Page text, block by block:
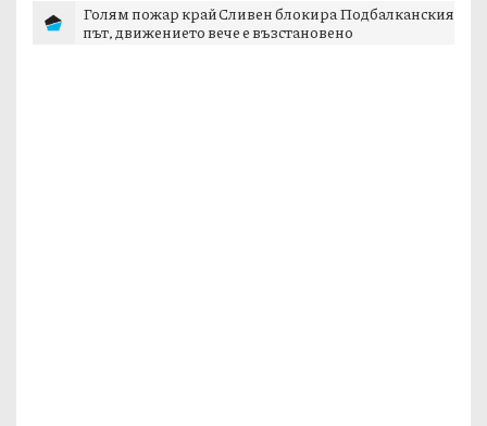
Голям пожар край Сливен блокира Подбалканския
път, движението вече е възстановено